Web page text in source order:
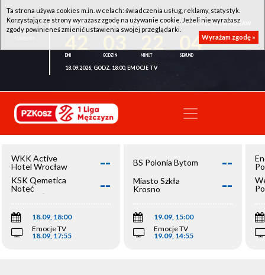
WKK ACTIVE HOTEL WROCŁAW - KSK QEMETICA NOTEĆ INOWROCŁAW
04
18.09.2026, GODZ. 18:00, EMOCJE TV
WKK Active
Hotel Wrocław
--
KSK Qemetica
Noteć
Inowrocław
--
18.09, 18:00
Emocje TV
18.09, 17:55
BS Polonia Bytom --
Miasto Szkła
Krosno
--
19.09, 15:00
Emocje TV
19.09, 14:55
Ta strona używa cookies m.in. w celach: świadczenia usług, reklamy, statystyk.
Korzystając ze strony wyrażasz zgodę na używanie cookie. Jeżeli nie wyrażasz
zgody powinieneś zmienić ustawienia swojej przeglądarki.
Wyrażam zgodę »